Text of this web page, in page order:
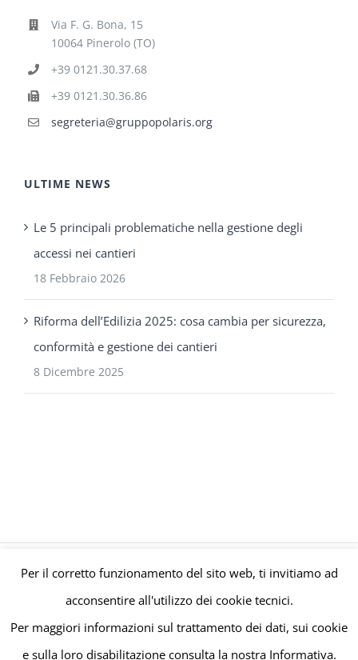
Via F. G. Bona, 15
10064 Pinerolo (TO)
+39 0121.30.37.68
+39 0121.30.36.86
segreteria@gruppopolaris.org
ULTIME NEWS
Le 5 principali problematiche nella gestione degli
accessi nei cantieri
18 Febbraio 2026
Riforma dell’Edilizia 2025: cosa cambia per sicurezza,
conformità e gestione dei cantieri
8 Dicembre 2025
© Gruppo Polaris P.IVA C.F. Iscriz. CCIAA 08671820010 |Privacy e
Cookie Policy | Powered bymeltingmedia.it
Per il corretto funzionamento del sito web, ti invitiamo ad
acconsentire all'utilizzo dei cookie tecnici.
Per maggiori informazioni sul trattamento dei dati, sui cookie
e sulla loro disabilitazione consulta la nostra Informativa.